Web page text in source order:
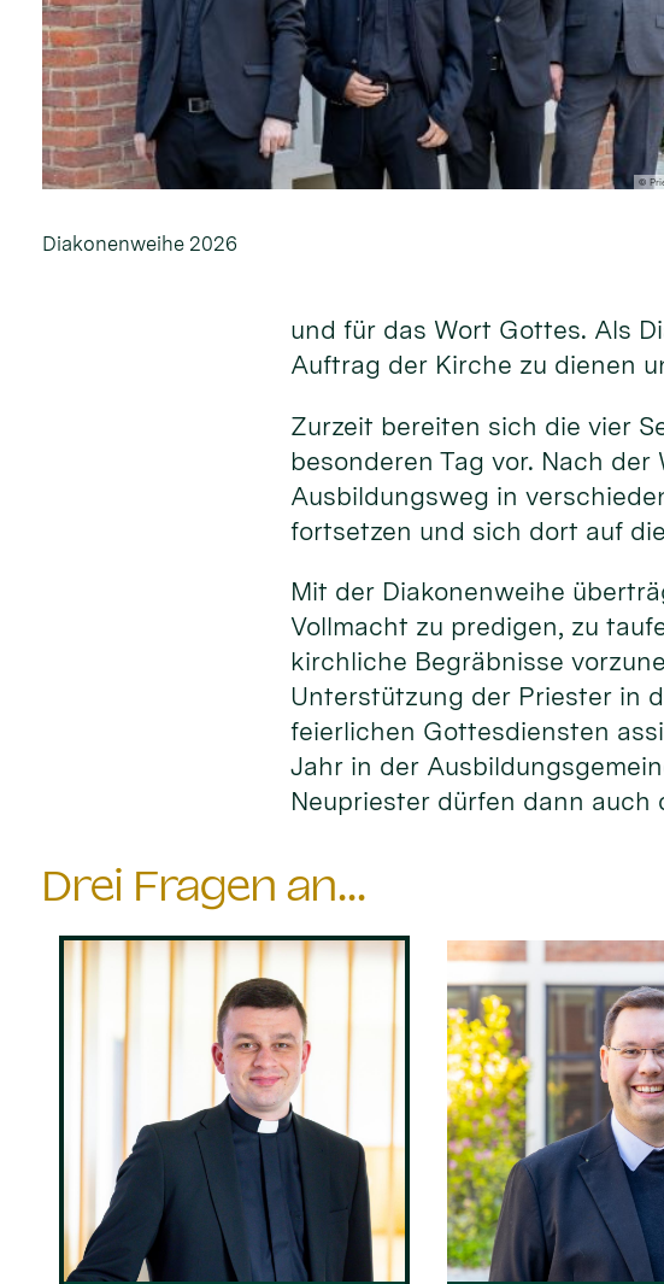
©
Diakonenweihe 2026
und für das Wort Gottes. Als
Auftrag der Kirche zu dienen
Zurzeit bereiten sich die vier
besonderen Tag vor. Nach
Ausbildungsweg in
fortsetzen und sich dort auf
Mit der Diakonenweihe
Vollmacht zu predigen, zu
kirchliche Begräbnisse
Unterstützung der Priester in
feierlichen Gottesdiensten
Jahr in der
Neupriester dürfen dann
Drei Fragen an...